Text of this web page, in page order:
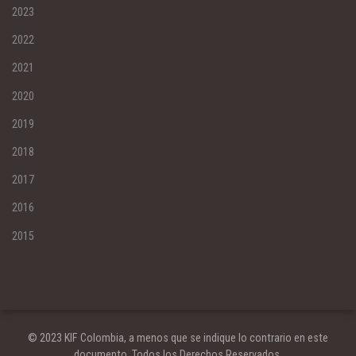
2023
2022
2021
2020
2019
2018
2017
2016
2015
© 2023 KIF Colombia, a menos que se indique lo contrario en este